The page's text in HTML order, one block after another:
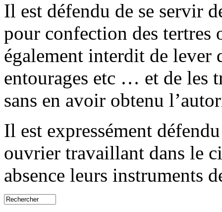
Il est défendu de se servir
pour confection des tertres
également interdit de lever
entourages etc … et de les
sans en avoir obtenu
Il est expressément
ouvrier travaillant dans le
absence leurs instruments